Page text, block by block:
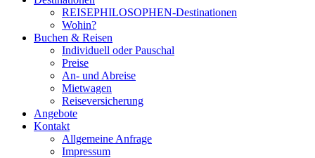
REISEPHILOSOPHEN-Destinationen
Wohin?
Buchen & Reisen
Individuell oder Pauschal
Preise
An- und Abreise
Mietwagen
Reiseversicherung
Angebote
Kontakt
Allgemeine Anfrage
Impressum